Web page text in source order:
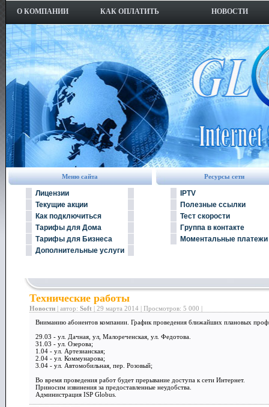
О КОМПАНИИ КАК ОПЛАТИТЬ НОВОСТИ
Меню сайта
Лицензии
Текущие акции
Как подключиться
Тарифы для Дома
Тарифы для Бизнеса
Дополнительные услуги
Ресурсы сети
IPTV
Полезные ссылки
Тест скорости
Группа в контакте
Моментальные платежи
Технические работы
Новости | автор: Soft | 29 марта 2014 | Просмотров: 5 000 |
Вниманию абонентов компании. График проведения ближайших плановых
29.03 - ул. Дачная, ул, Малореченская, ул. Федотова.
31.03 - ул. Озерова;
1.04 - ул. Артезианская;
2.04 - ул. Коммунарова;
3.04 - ул. Автомобильная, пер. Розовый;
Во время проведения работ будет прерывание доступа к сети Интернет.
Приносим извинения за предоставленные неудобства.
Администрация ISP Globus.